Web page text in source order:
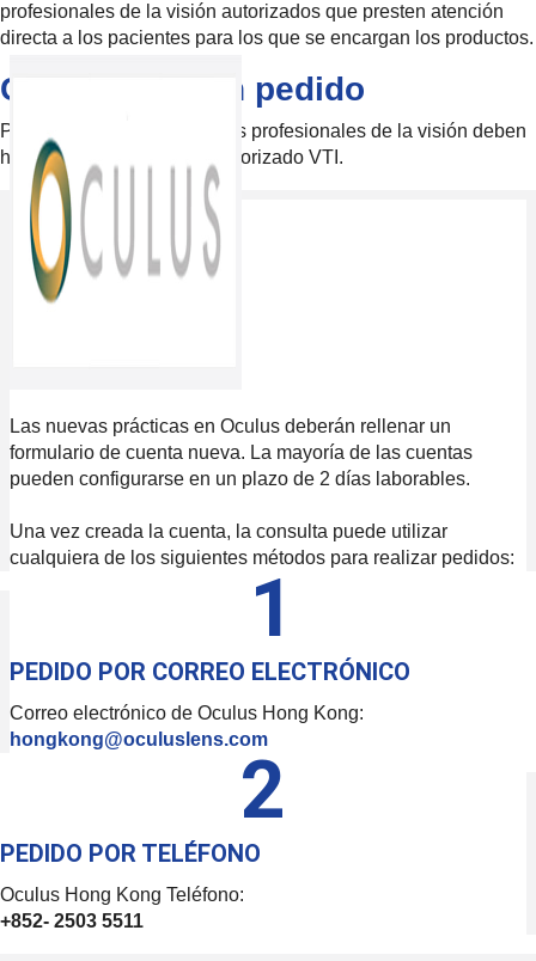
profesionales de la visión autorizados que presten atención
directa a los pacientes para los que se encargan los productos.
Cómo hacer un pedido
Para pedir productos VTI, los profesionales de la visión deben
hacerlo a un Distribuidor Autorizado VTI.
Las nuevas prácticas en Oculus deberán rellenar un
formulario de cuenta nueva. La mayoría de las cuentas
pueden configurarse en un plazo de 2 días laborables.
Una vez creada la cuenta, la consulta puede utilizar
cualquiera de los siguientes métodos para realizar pedidos:
1
PEDIDO POR CORREO ELECTRÓNICO
Correo electrónico de Oculus Hong Kong:
hongkong@oculuslens.com
2
PEDIDO POR TELÉFONO
Oculus Hong Kong Teléfono:
+852- 2503 5511